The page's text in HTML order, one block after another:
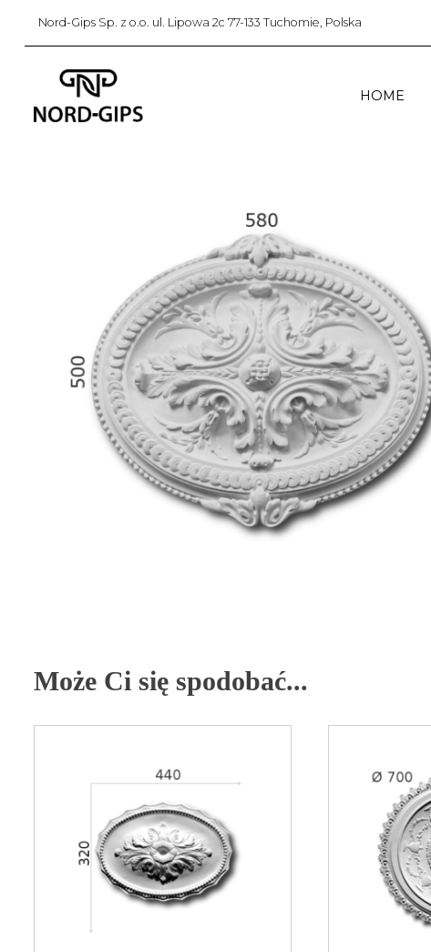
Nord-Gips Sp. z o.o. ul. Lipowa 2c 77-133 Tuchomie, Polska
HOME
Może Ci się spodobać...